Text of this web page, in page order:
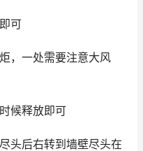
可
一处需要注意大风
候释放即可
后右转到墙壁尽头在